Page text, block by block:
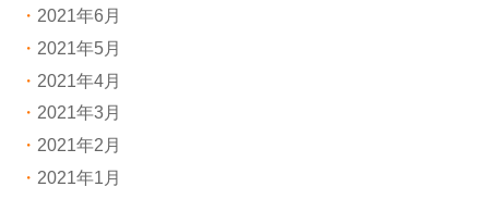
2021年6月
2021年5月
2021年4月
2021年3月
2021年2月
2021年1月